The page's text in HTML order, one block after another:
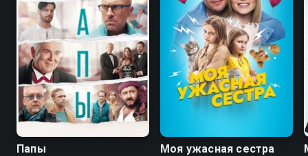
Папы Моя ужасная сестра